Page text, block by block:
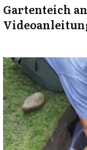
Gartenteich